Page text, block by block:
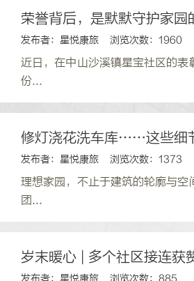
荣誉背后，是默默守护家
发布者：星悦康旅 浏览次数：1960
近日，在中山沙溪镇星宝社区的
份...
修灯浇花洗车库……这些细
发布者：星悦康旅 浏览次数：1373
理想家园，不止于建筑的轮廓与
团...
岁末暖心 | 多个社区接连
发布者：星悦康旅 浏览次数：885